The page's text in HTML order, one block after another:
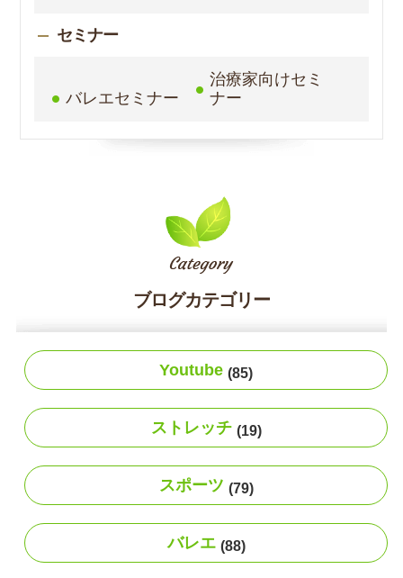
セミナー
バレエセミナー
治療家向けセミ
ナー
ブログカテゴリー
Youtube (85)
ストレッチ (19)
スポーツ (79)
バレエ (88)